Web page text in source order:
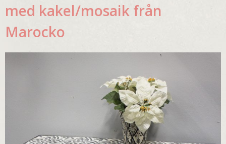
med kakel/mosaik från
Marocko